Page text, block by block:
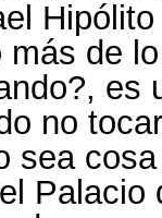
más de
es
no
sea
Palacio